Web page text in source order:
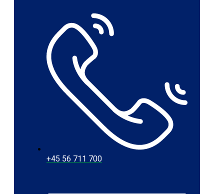
+45 56 711 700